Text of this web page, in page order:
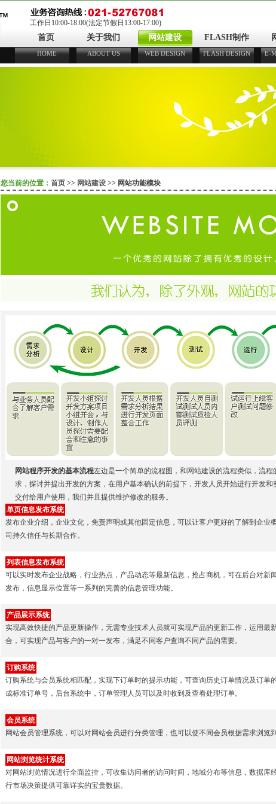
工作日10:00-18:00(法定节假日13:00-17:00)
首页 关于我们 网站建设 FLASH制作
HOME ABOUT US WEB DESIGN FLASH DESIGN E-
您当前的位置： 首页>> 网站建设>> 网站功能模块
网站程序开发的基本流程左边是一个简单的流程图，和网站建设的流程类似，流
求，探讨并提出开发的方案，在用户基本确认的前提下，开发人员开始进行开发
交付给用户使用，我们并且提供维护修改的服务。
单页信息发布系统
发布企业介绍，企业文化，免责声明或其他固定信息，可以让客户更好的了解到企业
司持久信任与长期合作。
列表信息发布系统
可以实时发布企业战略，行业热点，产品动态等最新信息，抢占商机，可在后台对新
发布，信息显示位置等一系列的完善的信息管理功能。
产品展示系统
实现高效快捷的产品更新操作，无需专业技术人员就可实现产品的更新工作，运用最
合，可实现产品与客户的一对一发布，满足不同客户查询不同产品的需要。
订购系统
订购系统与会员系统相匹配，实现下订单时的提示功能，可查询历史订单情况及订单
成标准订单号，后台系统中，订单管理人员可以及时收到及查看处理订单。
会员系统
网站会员管理系统，可以对网站会员进行分类管理，也可以使不同会员根据需求浏览
网站浏览统计系统
对网站浏览情况进行全面监控，可收集访问者的访问时间，地域分布等信息，数据库
行市场决策提供可靠详实的宝贵数据。